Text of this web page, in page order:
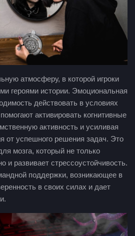
атмосферу, в которой игроки
героями истории. Эмоциональная
действовать в условиях
активировать когнитивные
активность и усиливая
от успешного решения задач. Это
мозга, который не только
и развивает стрессоустойчивость.
поддержки, возникающее в
в своих силах и дает